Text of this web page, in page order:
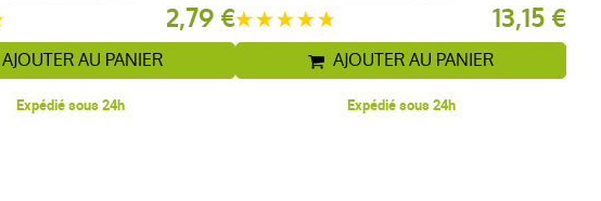
2,79 €
AJOUTER AU PANIER
Expédié sous 24h
13,15 €
AJOUTER AU PANIER
Expédié sous 24h